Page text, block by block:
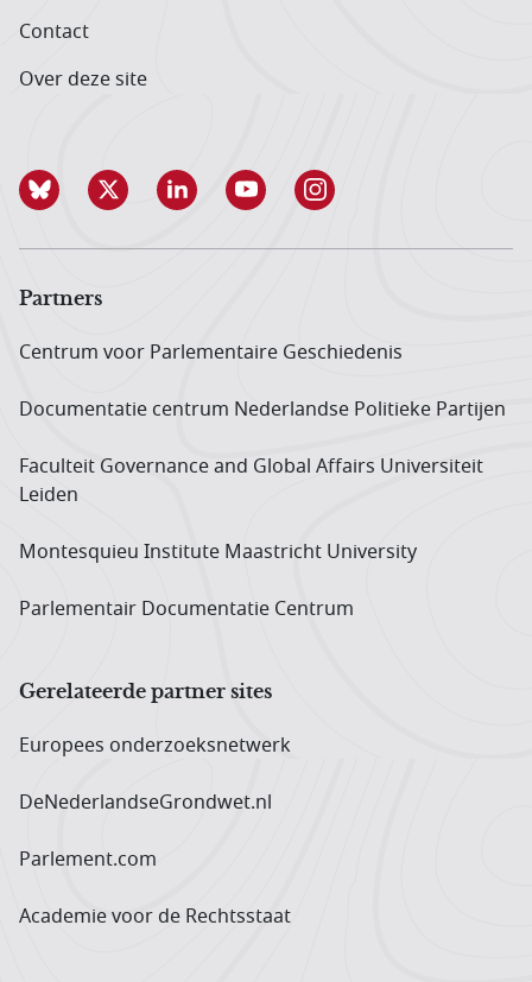
Contact
Over deze site
Partners
Centrum voor Parlementaire Geschiedenis
Documentatie centrum Neder­landse Politieke Partijen
Faculteit Governance and Global Affairs Universiteit
Leiden
Montesquieu Institute Maastricht University
Parlementair Documentatie Centrum
Gerelateerde partner sites
Europees onderzoeks­netwerk
DeNederlandseGrondwet.nl
Parlement.com
Academie voor de Rechtsstaat